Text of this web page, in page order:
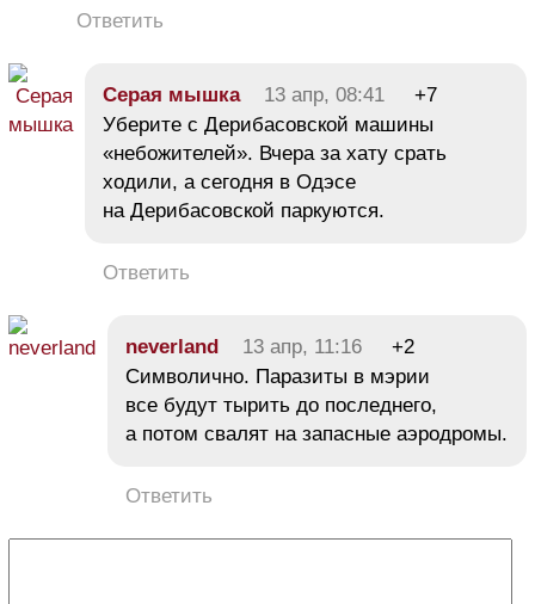
Ответить
Серая мышка 13 апр, 08:41
+7
Уберите с Дерибасовской машины
«небожителей». Вчера за хату срать
ходили, а сегодня в Одэсе
на Дерибасовской паркуются.
Ответить
neverland 13 апр, 11:16
+2
Символично. Паразиты в мэрии
все будут тырить до последнего,
а потом свалят на запасные аэродромы.
Ответить